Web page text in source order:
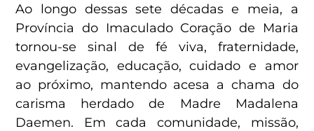
Ao longo dessas sete décadas e meia, a
Província do Imaculado Coração de Maria
tornou-se sinal de fé viva, fraternidade,
evangelização, educação, cuidado e amor
ao próximo, mantendo acesa a chama do
carisma herdado de Madre Madalena
Daemen. Em cada comunidade, missão,